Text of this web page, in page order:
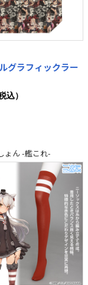
グラフィックラー
込）
ょん -艦これ-